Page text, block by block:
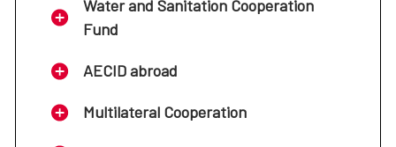
Water and Sanitation Cooperation
Fund
AECID abroad
Multilateral Cooperation